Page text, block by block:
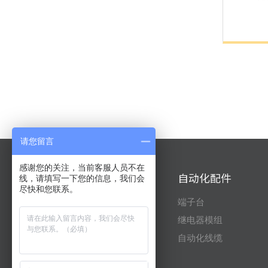
自动化产品
台达
富士
自动化配件
端子台
继电器模组
自动化线缆
请您留言
感谢您的关注，当前客服人员不在
线，请填写一下您的信息，我们会
尽快和您联系。